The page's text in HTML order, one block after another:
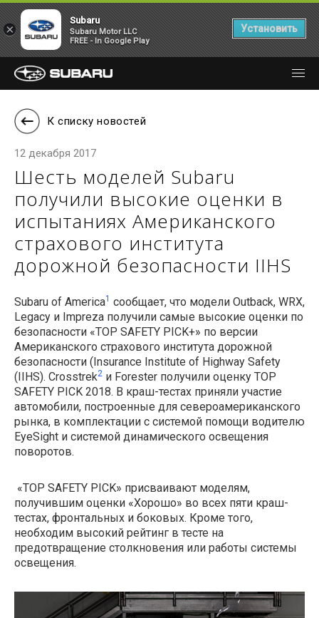
К списку новостей
12 декабря 2017
Шесть моделей Subaru
получили высокие оценки в
испытаниях Американского
страхового института
дорожной безопасности IIHS
Subaru of America1 сообщает, что модели Outback, WRX,
Legacy и Impreza получили самые высокие оценки по
безопасности «TOP SAFETY PICK+» по версии
Американского страхового института дорожной
безопасности (Insurance Institute of Highway Safety
(IIHS). Crosstrek2 и Forester получили оценку TOP
SAFETY PICK 2018. В краш-тестах приняли участие
автомобили, построенные для североамериканского
рынка, в комплектации с системой помощи водителю
EyeSight и системой динамического освещения
поворотов.
«TOP SAFETY PICK» присваивают моделям,
получившим оценки «Хорошо» во всех пяти краш-
тестах, фронтальных и боковых. Кроме того,
необходим высокий рейтинг в тесте на
предотвращение столкновения или работы системы
освещения.
×
Subaru
Subaru Motor LLC
FREE - In Google Play
Установить